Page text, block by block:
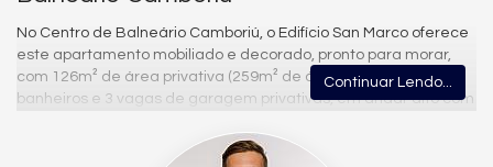
No Centro de Balneário Camboriú, o Edifício San Marco oferece
este apartamento mobiliado e decorado, pronto para morar,
com 126m² de área privativa (259m² de área total), 3 suítes, 4
banheiros e 3 vagas de garagem privativas, em andar alto com
A unidade reúne sala de estar, sala de jantar e living integrados
Continuar Lendo...